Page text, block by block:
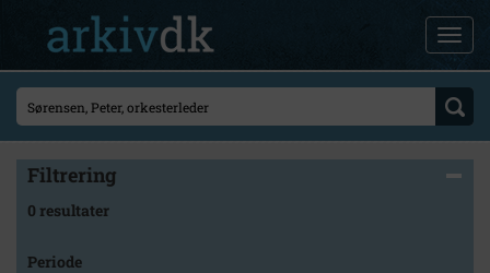
Filtrering
0 resultater
Periode